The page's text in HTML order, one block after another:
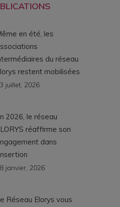
en été, les
du réseau
restent mobilisées
juillet, 2026
2026, le réseau
réaffirme son
dans
janvier, 2026
Réseau Elorys vous